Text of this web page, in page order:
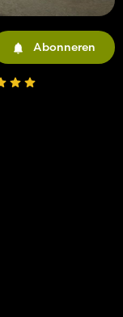
Abonneren